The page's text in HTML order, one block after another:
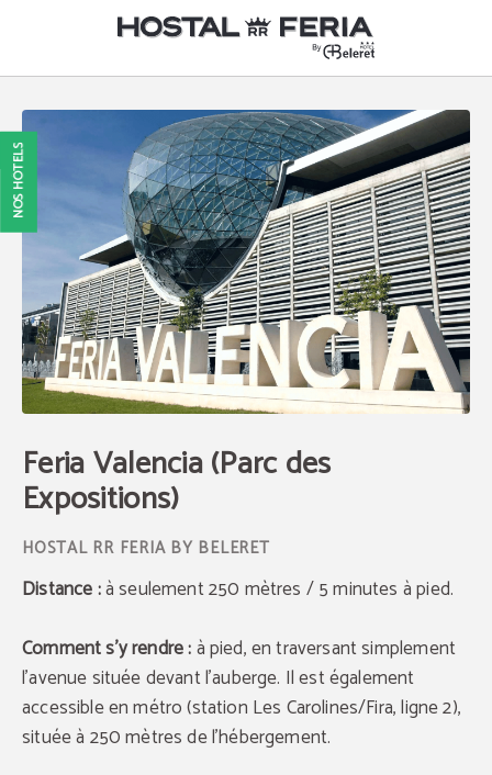
Feria Valencia (Parc des
Expositions)
Distance :à seulement 250 mètres / 5 minutes à pied.
Comment s’y rendre :à pied, en traversant simplement
l’avenue située devant l’auberge. Il est également
accessible en métro (station Les Carolines/Fira, ligne 2),
située à 250 mètres de l’hébergement.
NOS HÔTELS